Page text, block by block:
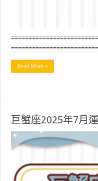
Read More »
巨蟹座2025年7月